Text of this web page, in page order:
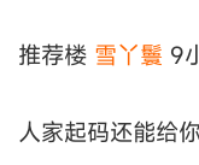
推荐楼 雪丫鬟 9
人家起码还能给